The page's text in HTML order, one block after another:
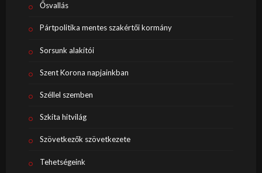
Ősvallás
Pártpolitika mentes szakértői kormány
Sorsunk alakítói
Szent Korona napjainkban
Széllel szemben
Szkíta hitvilág
Szövetkezők szövetkezete
Tehetségeink